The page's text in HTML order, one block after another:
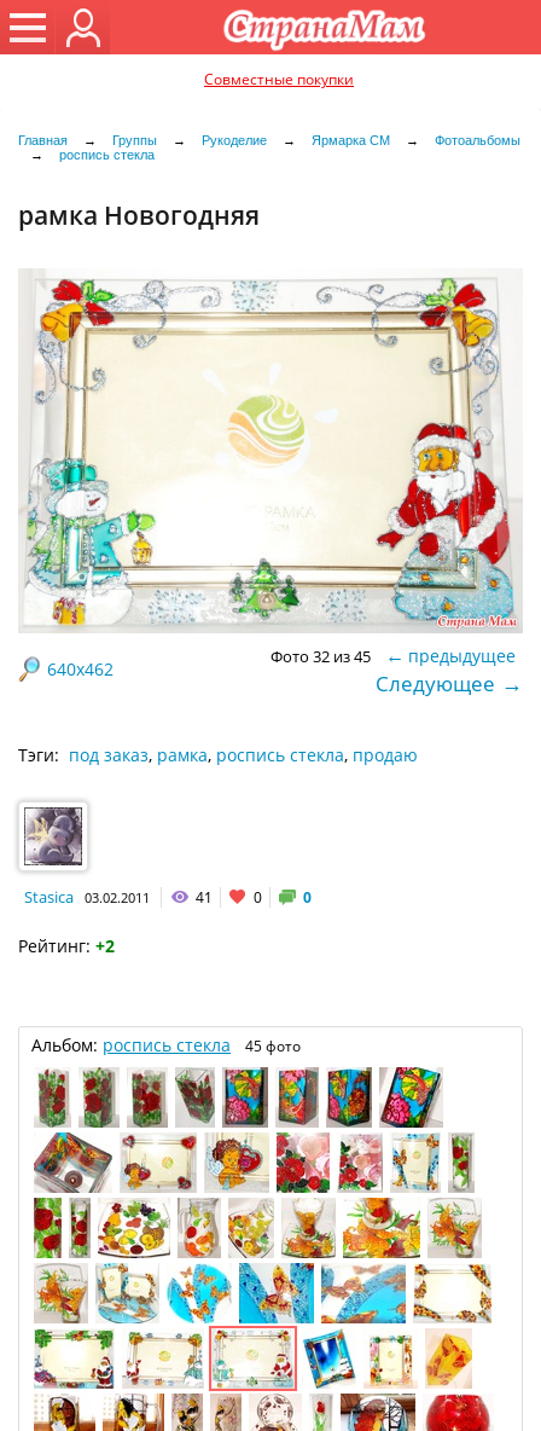
Совместные покупки
Главная → Группы → Рукоделие → Ярмарка СМ →
Фотоальбомы
→
роспись стекла
рамка Новогодняя
640x462
Фото 32 из 45 ← предыдущее
Следующее →
Тэги: под заказ, рамка, роспись стекла, продаю
Stasica 03.02.2011 41 0 0
Рейтинг: +2
Альбом: роспись стекла 45 фото